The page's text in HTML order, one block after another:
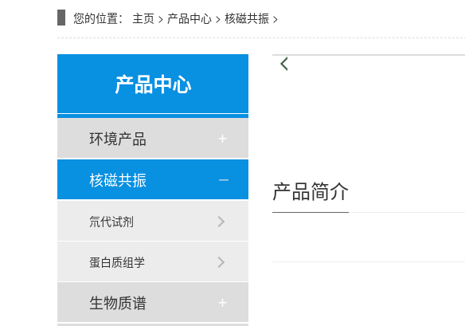
您的位置： 主页 > 产品中心 > 核磁共振 >
产品中心
环境产品
核磁共振
氘代试剂
蛋白质组学
生物质谱
产品简介